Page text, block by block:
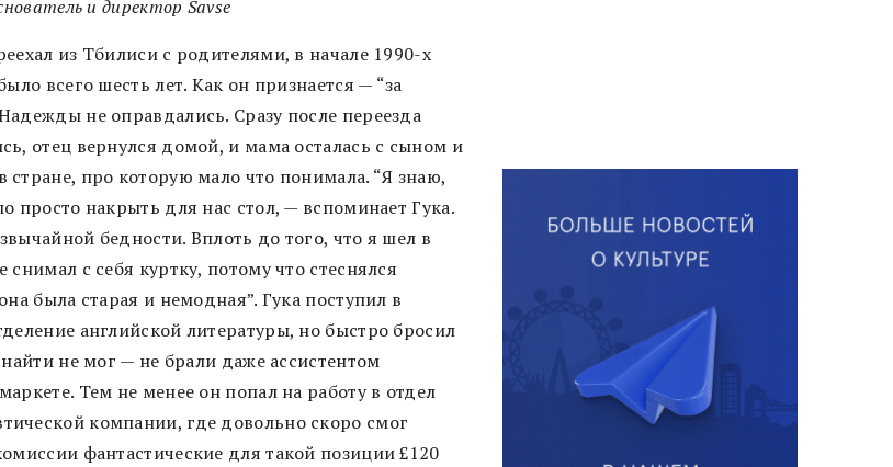
и директор Savse
из Тбилиси с родителями, в начале 1990-х
всего шесть лет. Как он признается — “за
не оправдались. Сразу после переезда
отец вернулся домой, и мама осталась с сыном и
про которую мало что понимала. “Я знаю,
просто накрыть для нас стол, — вспоминает Гука.
бедности. Вплоть до того, что я шел в
с себя куртку, потому что стеснялся
была старая и немодная”. Гука поступил в
английской литературы, но быстро бросил
найти не мог — не брали даже ассистентом
Тем не менее он попал на работу в отдел
компании, где довольно скоро смог
фантастические для такой позиции £120